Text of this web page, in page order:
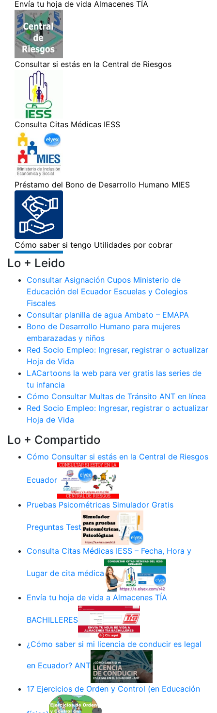
Lo + Leido
Consultar Asignación Cupos Ministerio de
Educación del Ecuador Escuelas y Colegios
Fiscales
Consultar planilla de agua Ambato – EMAPA
Bono de Desarrollo Humano para mujeres
embarazadas y niños
Red Socio Empleo: Ingresar, registrar o actualizar
Hoja de Vida
LACartoons la web para ver gratis las series de
tu infancia
Cómo Consultar Multas de Tránsito ANT en línea
Red Socio Empleo: Ingresar, registrar o actualizar
Hoja de Vida
Lo + Compartido
Cómo Consultar si estás en la Central de Riesgos
Ecuador
Pruebas Psicométricas Simulador Gratis
Preguntas Test
Consulta Citas Médicas IESS – Fecha, Hora y
Lugar de cita médica
Envía tu hoja de vida a Almacenes TÍA
BACHILLERES
¿Cómo saber si mi licencia de conducir es legal
en Ecuador? ANT
17 Ejercicios de Orden y Control (en Educación